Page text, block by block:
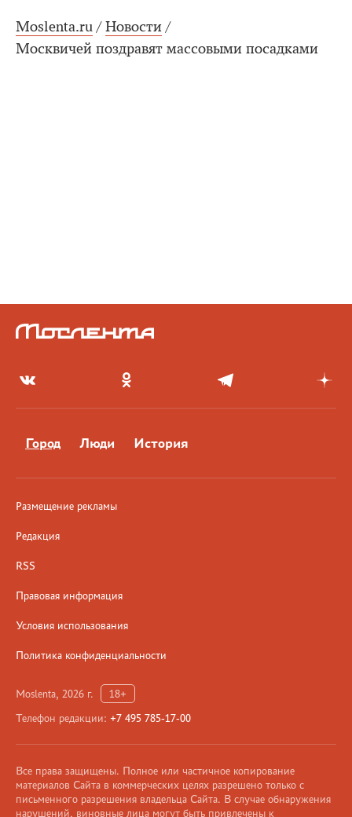
Moslenta.ru / Новости /
Москвичей поздравят массовыми посадками
Город Люди История
Размещение рекламы
Редакция
RSS
Правовая информация
Условия использования
Политика конфиденциальности
Moslenta, 2026 г.
18+
Телефон редакции: +7 495 785-17-00
Все права защищены. Полное или частичное копирование
материалов Сайта в коммерческих целях разрешено только с
письменного разрешения владельца Сайта. В случае обнаружения
нарушений, виновные лица могут быть привлечены к